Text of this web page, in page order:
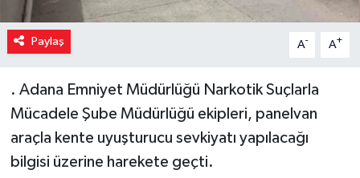
Paylaş A- A+
. Adana Emniyet Müdürlüğü Narkotik Suçlarla
Mücadele Şube Müdürlüğü ekipleri, panelvan
araçla kente uyuşturucu sevkiyatı yapılacağı
bilgisi üzerine harekete geçti.